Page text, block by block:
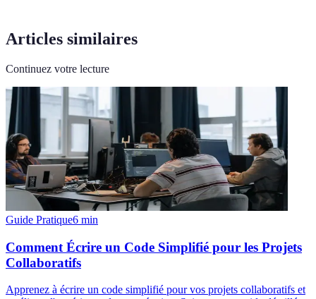
Articles similaires
Continuez votre lecture
Guide Pratique6 min
Comment Écrire un Code Simplifié pour les Projets
Collaboratifs
Apprenez à écrire un code simplifié pour vos projets collaboratifs et